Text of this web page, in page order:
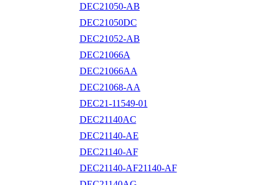
DEC21050-AB
DEC21050DC
DEC21052-AB
DEC21066A
DEC21066AA
DEC21068-AA
DEC21-11549-01
DEC21140AC
DEC21140-AE
DEC21140-AF
DEC21140-AF21140-AF